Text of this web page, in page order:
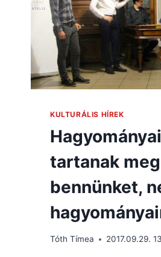
KULTURÁLIS HÍREK
tartanak meg
bennünket,
Tóth Tímea 2017.09.29.